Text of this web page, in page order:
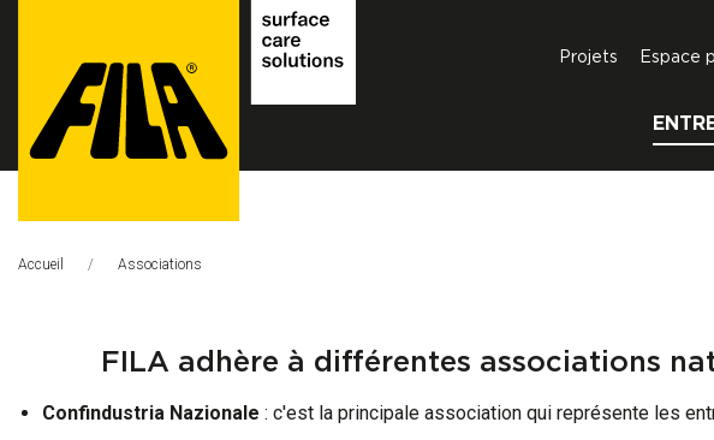
Solutions
Projets Espace
Accueil Page Actuelle:
Associations
​FILA adhère à différentes associations
Confindustria Nazionale : c'est la principale association qui représente les